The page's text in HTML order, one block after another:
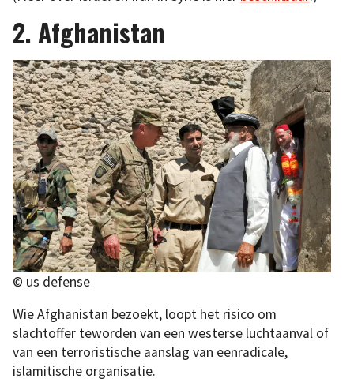
2. Afghanistan
© us defense
Wie Afghanistan bezoekt, loopt het risico om
slachtoffer teworden van een westerse luchtaanval of
van een terroristische aanslag van eenradicale,
islamitische organisatie.